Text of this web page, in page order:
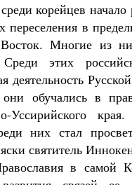
корейцев начало
переселения в
Многие из
Среди этих
деятельность
обучались в
них стал
святитель
в самой